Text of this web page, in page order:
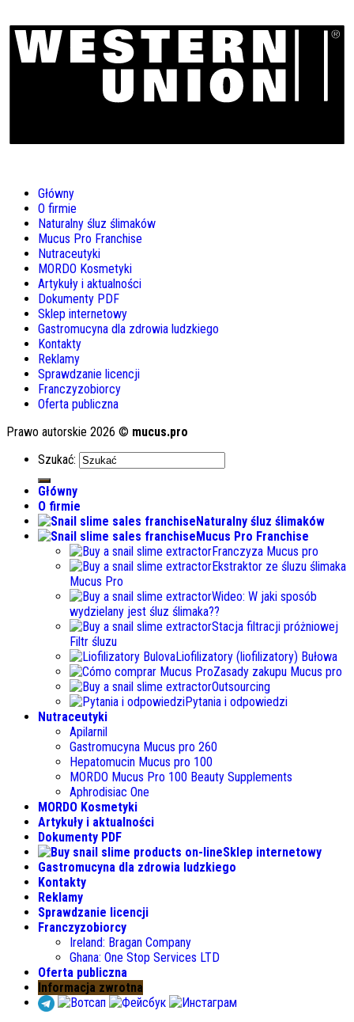
Główny
O firmie
Naturalny śluz ślimaków
Mucus Pro Franchise
Nutraceutyki
MORDO Kosmetyki
Artykuły i aktualności
Dokumenty PDF
Sklep internetowy
Gastromucyna dla zdrowia ludzkiego
Kontakty
Reklamy
Sprawdzanie licencji
Franczyzobiorcy
Oferta publiczna
Prawo autorskie 2026 © mucus.pro
Szukać:
Główny
O firmie
Naturalny śluz ślimaków
Mucus Pro Franchise
Franczyza Mucus pro
Ekstraktor ze śluzu ślimaka
Mucus Pro
Wideo: W jaki sposób
wydzielany jest śluz ślimaka??
Stacja filtracji próżniowej
Filtr śluzu
Liofilizatory (liofilizatory) Bułowa
Zasady zakupu Mucus pro
Outsourcing
Pytania i odpowiedzi
Nutraceutyki
Apilarnil
Gastromucyna Mucus pro 260
Hepatomucin Mucus pro 100
MORDO Mucus Pro 100 Beauty Supplements
Aphrodisiac One
MORDO Kosmetyki
Artykuły i aktualności
Dokumenty PDF
Sklep internetowy
Gastromucyna dla zdrowia ludzkiego
Kontakty
Reklamy
Sprawdzanie licencji
Franczyzobiorcy
Ireland: Bragan Company
Ghana: One Stop Services LTD
Oferta publiczna
Informacja zwrotna